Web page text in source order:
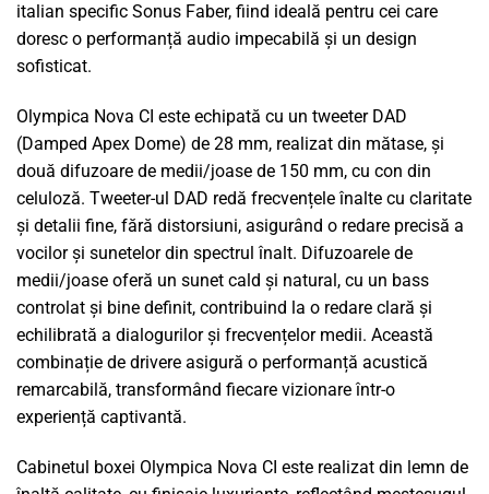
italian specific Sonus Faber, fiind ideală pentru cei care
doresc o performanță audio impecabilă și un design
sofisticat.
Olympica Nova CI este echipată cu un tweeter DAD
(Damped Apex Dome) de 28 mm, realizat din mătase, și
două difuzoare de medii/joase de 150 mm, cu con din
celuloză. Tweeter-ul DAD redă frecvențele înalte cu claritate
și detalii fine, fără distorsiuni, asigurând o redare precisă a
vocilor și sunetelor din spectrul înalt. Difuzoarele de
medii/joase oferă un sunet cald și natural, cu un bass
controlat și bine definit, contribuind la o redare clară și
echilibrată a dialogurilor și frecvențelor medii. Această
combinație de drivere asigură o performanță acustică
remarcabilă, transformând fiecare vizionare într-o
experiență captivantă.
Cabinetul boxei Olympica Nova CI este realizat din lemn de